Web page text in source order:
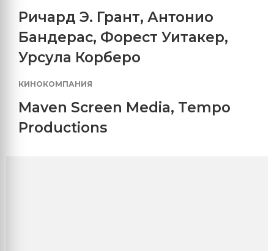
Ричард Э. Грант, Антонио
Бандерас, Форест Уитакер,
Урсула Корберо
КИНОКОМПАНИЯ
Maven Screen Media, Tempo
Productions